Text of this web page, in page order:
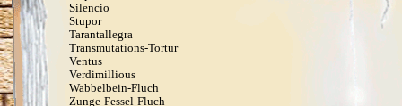
Silencio
Stupor
Tarantallegra
Transmutations-Tortur
Ventus
Verdimillious
Wabbelbein-Fluch
Zunge-Fessel-Fluch